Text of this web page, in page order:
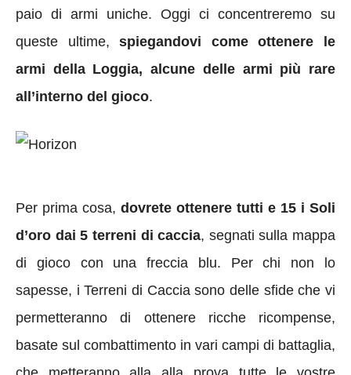
paio di armi uniche. Oggi ci concentreremo su
queste ultime,spiegandovi come ottenere le
armi della Loggia, alcune delle armi più rare
all’interno del gioco.
Per prima cosa, dovrete ottenere tutti e 15 i Soli
d’oro dai 5 terreni di caccia, segnati sulla mappa
di gioco con una freccia blu. Per chi non lo
sapesse, i Terreni di Caccia sono delle sfide che vi
permetteranno di ottenere ricche ricompense,
basate sul combattimento in vari campi di battaglia,